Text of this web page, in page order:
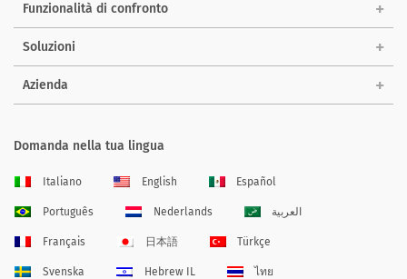
Funzionalità di confronto
Soluzioni
Azienda
Domanda nella tua lingua
Italiano English Español
Português Nederlands العربية
Français 日本語 Türkçe
Svenska Hebrew IL ไทย